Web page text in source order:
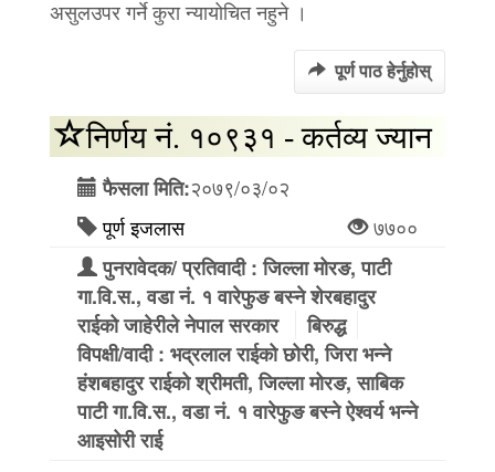
असुलउपर गर्ने कुरा न्यायोचित नहुने ।
पूर्ण पाठ हेर्नुहोस्
निर्णय नं. १०९३१ - कर्तव्य ज्यान
फैसला मिति:२०७९/०३/०२
पूर्ण इजलास
७७००
पुनरावेदक/ प्रतिवादी : जिल्ला मोरङ, पाटी
गा.वि.स., वडा नं. १ वारेफुङ बस्ने शेरबहादुर
राईको जाहेरीले नेपाल सरकार
बिरुद्ध
विपक्षी/वादी : भद्रलाल राईको छोरी, जिरा भन्ने
हंशबहादुर राईको श्रीमती, जिल्ला मोरङ, साबिक
पाटी गा.वि.स., वडा नं. १ वारेफुङ बस्ने ऐश्वर्य भन्ने
आइसोरी राई